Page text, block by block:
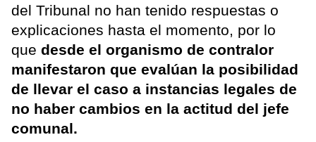
del Tribunal no han tenido respuestas o
explicaciones hasta el momento, por lo
que desde el organismo de contralor
manifestaron que evalúan la posibilidad
de llevar el caso a instancias legales de
no haber cambios en la actitud del jefe
comunal.